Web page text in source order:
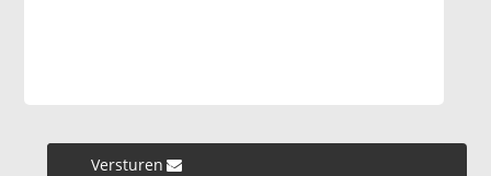
Versturen »